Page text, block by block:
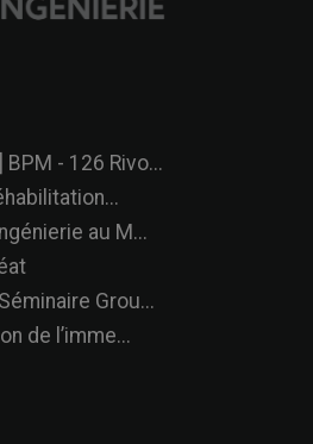
- 126 Rivo...
au M...
Séminaire Grou...
de l’imme...